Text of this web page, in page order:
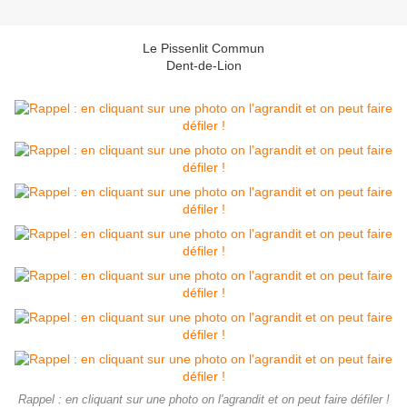
Le Pissenlit Commun
Dent-de-Lion
Rappel : en cliquant sur une photo on l'agrandit et on peut faire défiler !